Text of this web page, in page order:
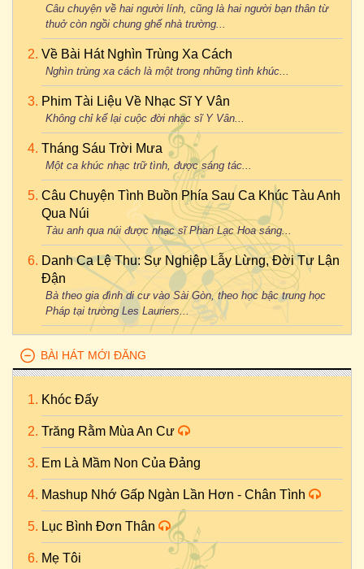
Câu chuyện về hai người lính, cũng là hai người bạn thân từ
thuở còn ngồi chung ghế nhà trường...
Về Bài Hát Nghìn Trùng Xa Cách
Nghìn trùng xa cách là một trong những tình khúc...
Phim Tài Liệu Về Nhạc Sĩ Y Vân
Không chỉ kể lại cuộc đời nhạc sĩ Y Vân...
Tháng Sáu Trời Mưa
Một ca khúc nhạc trữ tình, được sáng tác...
Câu Chuyện Tình Buồn Phía Sau Ca Khúc Tàu Anh
Qua Núi
Tàu anh qua núi được nhạc sĩ Phan Lạc Hoa sáng...
Danh Ca Lệ Thu: Sự Nghiệp Lẫy Lừng, Đời Tư Lận
Đận
Bà theo gia đình di cư vào Sài Gòn, theo học bậc trung học
Pháp tại trường Les Lauriers...
BÀI HÁT MỚI ĐĂNG
Khóc Đấy
Trăng Rằm Mùa An Cư
Em Là Mầm Non Của Đảng
Mashup Nhớ Gấp Ngàn Lần Hơn - Chân Tình
Lục Bình Đơn Thân
Mẹ Tôi